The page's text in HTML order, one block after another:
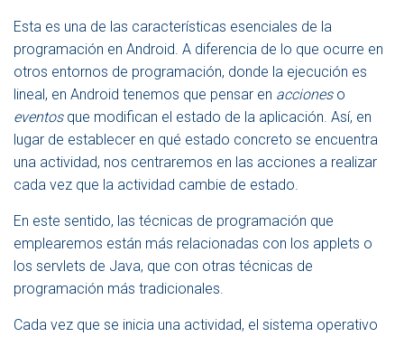
Esta es una de las características esenciales de la
programación en Android. A diferencia de lo que ocurre en
otros entornos de programación, donde la ejecución es
lineal, en Android tenemos que pensar en accioneso
eventosque modifican el estado de la aplicación. Así, en
lugar de establecer en qué estado concreto se encuentra
una actividad, nos centraremos en las acciones a realizar
cada vez que la actividad cambie de estado.
En este sentido, las técnicas de programación que
emplearemos están más relacionadas con los applets o
los servlets de Java, que con otras técnicas de
programación más tradicionales.
Cada vez que se inicia una actividad, el sistema operativo